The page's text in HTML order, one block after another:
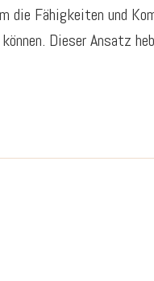
die Fähigkeiten und
Dieser Ansatz